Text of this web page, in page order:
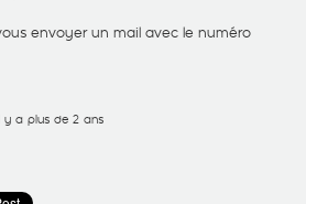
envoyer un mail avec le numéro
y a plus de 2 ans